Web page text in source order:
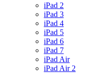
iPad 2
iPad 3
iPad 4
iPad 5
iPad 6
iPad 7
iPad Air
iPad Air 2